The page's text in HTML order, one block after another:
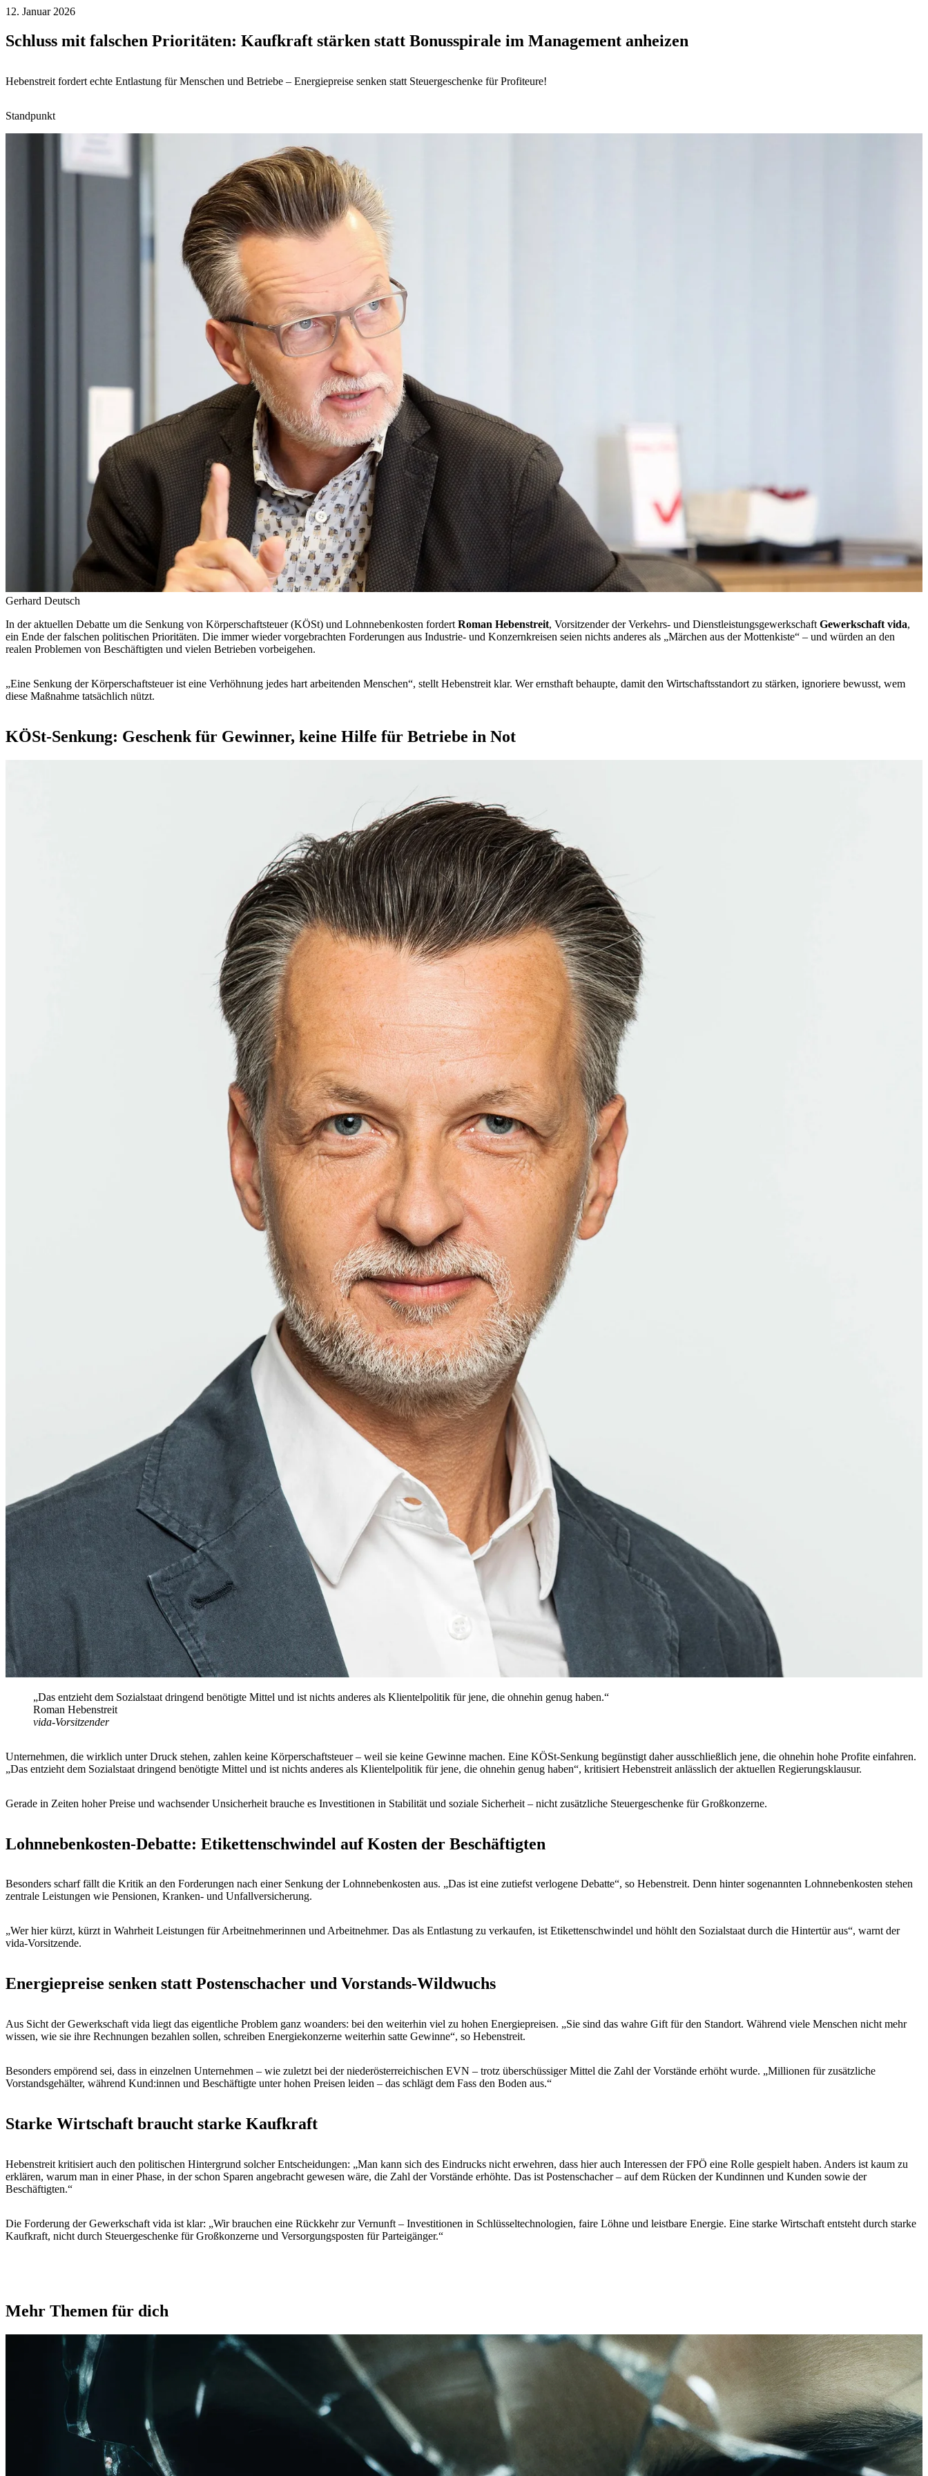
12. Januar 2026
Schluss mit falschen Prioritäten: Kaufkraft stärken statt Bonusspirale im Management anheizen
Hebenstreit fordert echte Entlastung für Menschen und Betriebe – Energiepreise senken statt Steuergeschenke für Profiteure!
Standpunkt
Gerhard Deutsch
In der aktuellen Debatte um die Senkung von Körperschaftsteuer (KÖSt) und Lohnnebenkosten fordert Roman Hebenstreit, Vorsitzender der Verkehrs- und Dienstleistungsgewerkschaft Gewerkschaft vida,
ein Ende der falschen politischen Prioritäten. Die immer wieder vorgebrachten Forderungen aus Industrie- und Konzernkreisen seien nichts anderes als „Märchen aus der Mottenkiste“ – und würden an den
realen Problemen von Beschäftigten und vielen Betrieben vorbeigehen.
„Eine Senkung der Körperschaftsteuer ist eine Verhöhnung jedes hart arbeitenden Menschen“, stellt Hebenstreit klar. Wer ernsthaft behaupte, damit den Wirtschaftsstandort zu stärken, ignoriere bewusst, wem
diese Maßnahme tatsächlich nützt.
KÖSt-Senkung: Geschenk für Gewinner, keine Hilfe für Betriebe in Not
„Das entzieht dem Sozialstaat dringend benötigte Mittel und ist nichts anderes als Klientelpolitik für jene, die ohnehin genug haben.“
Roman Hebenstreit
vida-Vorsitzender
Unternehmen, die wirklich unter Druck stehen, zahlen keine Körperschaftsteuer – weil sie keine Gewinne machen. Eine KÖSt-Senkung begünstigt daher ausschließlich jene, die ohnehin hohe Profite einfahren.
„Das entzieht dem Sozialstaat dringend benötigte Mittel und ist nichts anderes als Klientelpolitik für jene, die ohnehin genug haben“, kritisiert Hebenstreit anlässlich der aktuellen Regierungsklausur.
Gerade in Zeiten hoher Preise und wachsender Unsicherheit brauche es Investitionen in Stabilität und soziale Sicherheit – nicht zusätzliche Steuergeschenke für Großkonzerne.
Lohnnebenkosten-Debatte: Etikettenschwindel auf Kosten der Beschäftigten
Besonders scharf fällt die Kritik an den Forderungen nach einer Senkung der Lohnnebenkosten aus. „Das ist eine zutiefst verlogene Debatte“, so Hebenstreit. Denn hinter sogenannten Lohnnebenkosten stehen
zentrale Leistungen wie Pensionen, Kranken- und Unfallversicherung.
„Wer hier kürzt, kürzt in Wahrheit Leistungen für Arbeitnehmerinnen und Arbeitnehmer. Das als Entlastung zu verkaufen, ist Etikettenschwindel und höhlt den Sozialstaat durch die Hintertür aus“, warnt der
vida-Vorsitzende.
Energiepreise senken statt Postenschacher und Vorstands-Wildwuchs
Aus Sicht der Gewerkschaft vida liegt das eigentliche Problem ganz woanders: bei den weiterhin viel zu hohen Energiepreisen. „Sie sind das wahre Gift für den Standort. Während viele Menschen nicht mehr
wissen, wie sie ihre Rechnungen bezahlen sollen, schreiben Energiekonzerne weiterhin satte Gewinne“, so Hebenstreit.
Besonders empörend sei, dass in einzelnen Unternehmen – wie zuletzt bei der niederösterreichischen EVN – trotz überschüssiger Mittel die Zahl der Vorstände erhöht wurde. „Millionen für zusätzliche
Vorstandsgehälter, während Kund:innen und Beschäftigte unter hohen Preisen leiden – das schlägt dem Fass den Boden aus.“
Starke Wirtschaft braucht starke Kaufkraft
Hebenstreit kritisiert auch den politischen Hintergrund solcher Entscheidungen: „Man kann sich des Eindrucks nicht erwehren, dass hier auch Interessen der FPÖ eine Rolle gespielt haben. Anders ist kaum zu
erklären, warum man in einer Phase, in der schon Sparen angebracht gewesen wäre, die Zahl der Vorstände erhöhte. Das ist Postenschacher – auf dem Rücken der Kundinnen und Kunden sowie der
Beschäftigten.“
Die Forderung der Gewerkschaft vida ist klar: „Wir brauchen eine Rückkehr zur Vernunft – Investitionen in Schlüsseltechnologien, faire Löhne und leistbare Energie. Eine starke Wirtschaft entsteht durch starke
Kaufkraft, nicht durch Steuergeschenke für Großkonzerne und Versorgungsposten für Parteigänger.“
Mehr Themen für dich